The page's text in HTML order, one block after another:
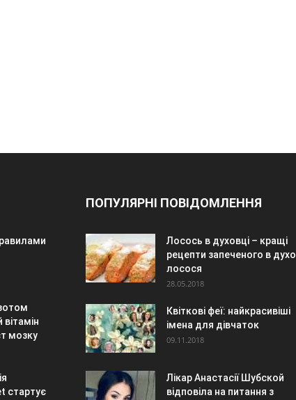
мозку
стартує
ПОПУЛЯРНІ ПОВІДОМЛЕННЯ
Лосось в духовці – кращі
рецепти запеченого в
лосося
28.05.2018
Квіткові феї: найкрасивіші
імена для дівчаток
09.11.2018
Лікар Анастасії Шубской
відповіла на питання з